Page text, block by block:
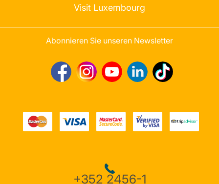
Visit Luxembourg
Abonnieren Sie unseren Newsletter
+352 2456-1